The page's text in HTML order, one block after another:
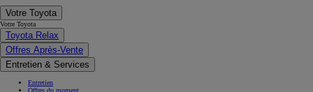
Votre Toyota
Votre Toyota
Toyota Relax
Offres Après-Vente
Entretien & Services
Entretien
Offres du moment